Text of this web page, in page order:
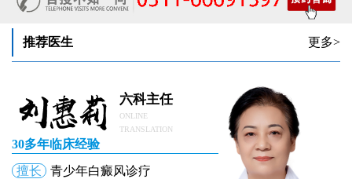
女生后腰中间长淡色斑腰部正中发白要紧吗
推荐医生 更多>
六科主任
ONLINE
TRANSLATION
30多年临床经验
擅长
青少年白癜风诊疗